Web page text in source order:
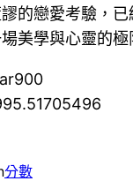
的戀愛考驗，
美學與心靈的極
分數